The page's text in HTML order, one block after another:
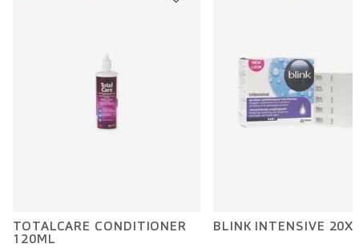
TOTALCARE CONDITIONER
120ML
BLINK INTENSIVE